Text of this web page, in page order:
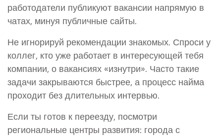
работодатели публикуют вакансии напрямую в
чатах, минуя публичные сайты.
Не игнорируй рекомендации знакомых. Спроси у
коллег, кто уже работает в интересующей тебя
компании, о вакансиях «изнутри». Часто такие
задачи закрываются быстрее, а процесс найма
проходит без длительных интервью.
Если ты готов к переезду, посмотри
региональные центры развития: города с